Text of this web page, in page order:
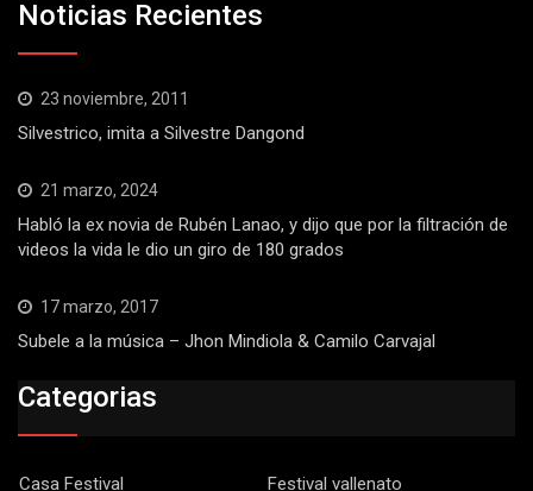
Noticias Recientes
23 noviembre, 2011
Silvestrico, imita a Silvestre Dangond
21 marzo, 2024
Habló la ex novia de Rubén Lanao, y dijo que por la filtración de
videos la vida le dio un giro de 180 grados
17 marzo, 2017
Subele a la música – Jhon Mindiola & Camilo Carvajal
Categorias
Casa Festival Festival vallenato